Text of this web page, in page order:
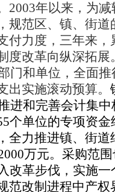
2003年以来，为
规范区、镇、街
付力度，三年来
度改革向纵深拓展
门和单位，全面
出实施滚动预算。
进和完善会计集
个单位的专项资
全力推进镇、街
万元。采购范
改革步伐，实施
范改制进程中产